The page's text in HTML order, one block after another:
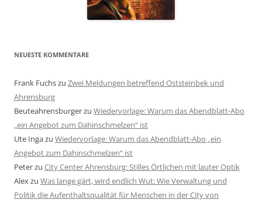
NEUESTE KOMMENTARE
Frank Fuchszu Zwei Meldungen betreffend Oststeinbek und
Ahrensburg
Beuteahrensburgerzu Wiedervorlage: Warum das Abendblatt-Abo
„ein Angebot zum Dahinschmelzen“ ist
Ute Ingazu Wiedervorlage: Warum das Abendblatt-Abo „ein
Angebot zum Dahinschmelzen“ ist
Peterzu City Center Ahrensburg: Stilles Örtlichen mit lauter Optik
Alexzu Was lange gärt, wird endlich Wut: Wie Verwaltung und
Politik die Aufenthaltsqualität für Menschen in der City von